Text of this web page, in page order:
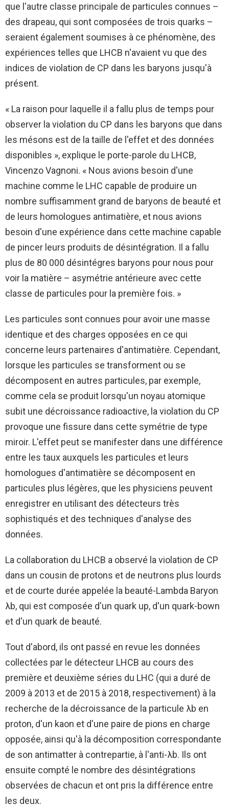
que l'autre classe principale de particules connues –
des drapeau, qui sont composées de trois quarks –
seraient également soumises à ce phénomène, des
expériences telles que LHCB n'avaient vu que des
indices de violation de CP dans les baryons jusqu'à
présent.
« La raison pour laquelle il a fallu plus de temps pour
observer la violation du CP dans les baryons que dans
les mésons est de la taille de l'effet et des données
disponibles », explique le porte-parole du LHCB,
Vincenzo Vagnoni. « Nous avions besoin d'une
machine comme le LHC capable de produire un
nombre suffisamment grand de baryons de beauté et
de leurs homologues antimatière, et nous avions
besoin d'une expérience dans cette machine capable
de pincer leurs produits de désintégration. Il a fallu
plus de 80 000 désintégres baryons pour nous pour
voir la matière – asymétrie antérieure avec cette
classe de particules pour la première fois. »
Les particules sont connues pour avoir une masse
identique et des charges opposées en ce qui
concerne leurs partenaires d'antimatière. Cependant,
lorsque les particules se transforment ou se
décomposent en autres particules, par exemple,
comme cela se produit lorsqu'un noyau atomique
subit une décroissance radioactive, la violation du CP
provoque une fissure dans cette symétrie de type
miroir. L'effet peut se manifester dans une différence
entre les taux auxquels les particules et leurs
homologues d'antimatière se décomposent en
particules plus légères, que les physiciens peuvent
enregistrer en utilisant des détecteurs très
sophistiqués et des techniques d'analyse des
données.
La collaboration du LHCB a observé la violation de CP
dans un cousin de protons et de neutrons plus lourds
et de courte durée appelée la beauté-Lambda Baryon
λb, qui est composée d'un quark up, d'un quark-bown
et d'un quark de beauté.
Tout d'abord, ils ont passé en revue les données
collectées par le détecteur LHCB au cours des
première et deuxième séries du LHC (qui a duré de
2009 à 2013 et de 2015 à 2018, respectivement) à la
recherche de la décroissance de la particule λb en
proton, d'un kaon et d'une paire de pions en charge
opposée, ainsi qu'à la décomposition correspondante
de son antimatter à contrepartie, à l'anti-λb. Ils ont
ensuite compté le nombre des désintégrations
observées de chacun et ont pris la différence entre
les deux.